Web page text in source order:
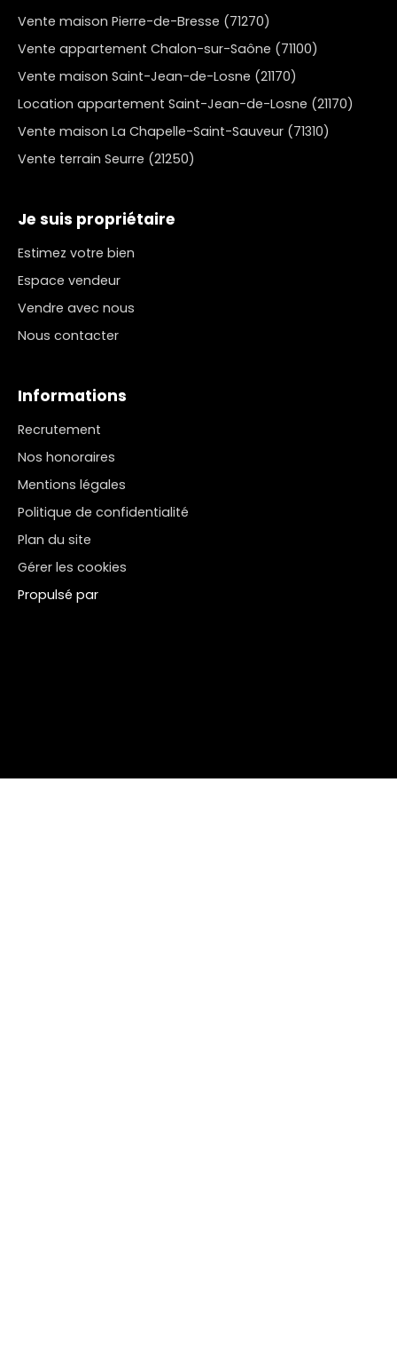
Vente maison Pierre-de-Bresse (71270)
Vente appartement Chalon-sur-Saône (71100)
Vente maison Saint-Jean-de-Losne (21170)
Location appartement Saint-Jean-de-Losne (21170)
Vente maison La Chapelle-Saint-Sauveur (71310)
Vente terrain Seurre (21250)
Je suis propriétaire
Estimez votre bien
Espace vendeur
Vendre avec nous
Nous contacter
Informations
Recrutement
Nos honoraires
Mentions légales
Politique de confidentialité
Plan du site
Gérer les cookies
Propulsé par